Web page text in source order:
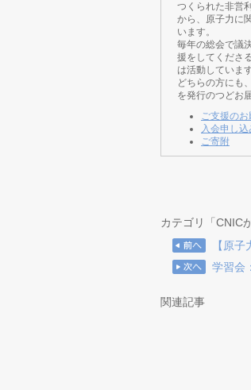
つくられた非営
から、原子力に
います。
毎年の総会で議
援をしてくださ
は活動しています
どちらの方にも
を発行のつどお
ご支援のお
入会申し
ご寄附
カテゴリ「CNIC
【原
学習会
関連記事